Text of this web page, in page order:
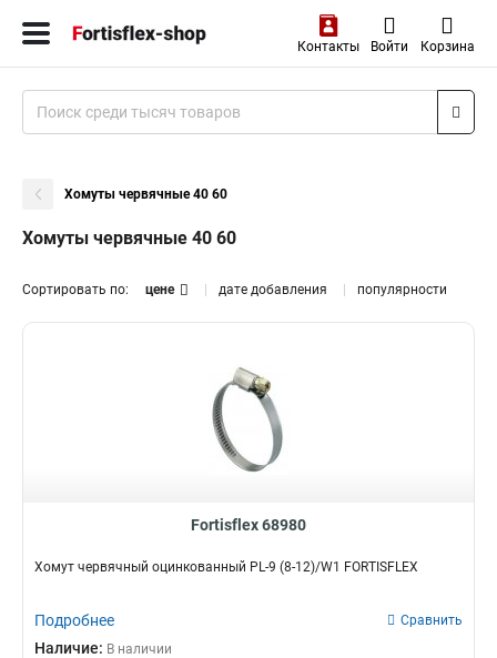
Контакты Войти Корзина
Хомуты червячные 40 60
Хомуты червячные 40 60
Сортировать по: цене дате добавления популярности
Fortisflex 68980
Хомут червячный оцинкованный PL-9 (8-12)/W1 FORTISFLEX
Подробнее Сравнить
Наличие: В наличии